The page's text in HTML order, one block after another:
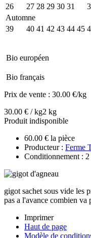
26
27 28 29 30 31
Automne
39
40 41 42 43 44 45
Bio européen
Bio français
Prix de vente : 30.00 €/kg
30.00 € / kg2 kg
Produit indisponible
60.00 € la pièce
Producteur : Ferme
Conditionnement :
gigot sachet sous vide les
pas a l'avance combien va
Imprimer
Haut de page
Modèle de